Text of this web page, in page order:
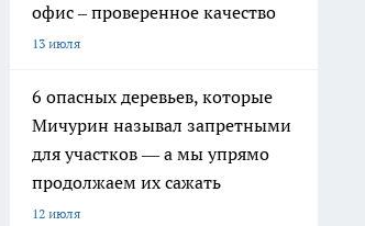
офис – проверенное качество
13 июля
6 опасных деревьев, которые
Мичурин называл запретными
для участков — а мы упрямо
продолжаем их сажать
12 июля